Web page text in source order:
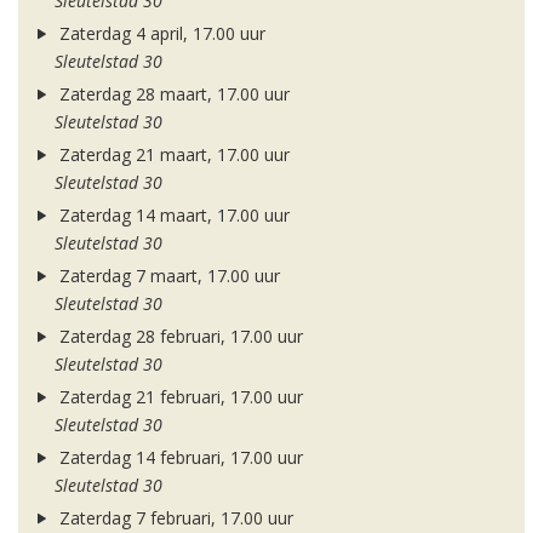
Zaterdag 4 april, 17.00 uur
Sleutelstad 30
Zaterdag 28 maart, 17.00 uur
Sleutelstad 30
Zaterdag 21 maart, 17.00 uur
Sleutelstad 30
Zaterdag 14 maart, 17.00 uur
Sleutelstad 30
Zaterdag 7 maart, 17.00 uur
Sleutelstad 30
Zaterdag 28 februari, 17.00 uur
Sleutelstad 30
Zaterdag 21 februari, 17.00 uur
Sleutelstad 30
Zaterdag 14 februari, 17.00 uur
Sleutelstad 30
Zaterdag 7 februari, 17.00 uur